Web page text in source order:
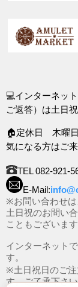
💻インターネッ
ご返答）は土日
🏠定休日 木曜日
気になる方はご
TEL 082-921-
E-Mail:
※お問い合わせは
土日祝のお問い
こともございま
インターネット
す。
※土日祝日のご注
す。ご了承下さ